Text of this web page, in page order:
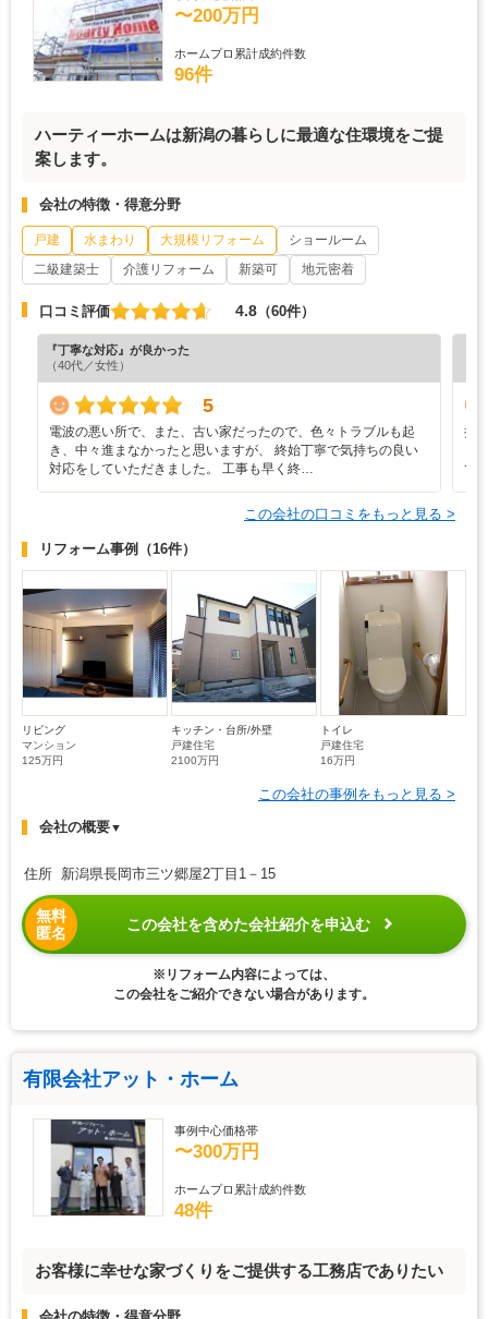
〜200万円
ホームプロ累計成約件数
96件
ハーティーホームは新潟の暮らしに最適な住環境をご提
案します。
会社の特徴・得意分野
戸建 水まわり 大規模リフォーム
ショールーム
二級建築士
介護リフォーム 新築可 地元密着
口コミ評価 4.8 （60件）
『丁寧な対応』が良かった
（40代／女性）
5
電波の悪い所で、また、古い家だったので、色々トラブルも起
き、中々進まなかったと思いますが、 終始丁寧で気持ちの良い
対応をしていただきました。 工事も早く終…
担
て
この会社の口コミをもっと見る >
リフォーム事例 （16件）
リビング
マンション
125万円
キッチン・台所/外壁
戸建住宅
2100万円
トイレ
戸建住宅
16万円
この会社の事例をもっと見る >
会社の概要▼
住所 新潟県長岡市三ツ郷屋2丁目1－15
無料
匿名
この会社を含めた会社紹介を申込む
※リフォーム内容によっては、
この会社をご紹介できない場合があります。
有限会社アット・ホーム
事例中心価格帯
〜300万円
ホームプロ累計成約件数
48件
お客様に幸せな家づくりをご提供する工務店でありたい